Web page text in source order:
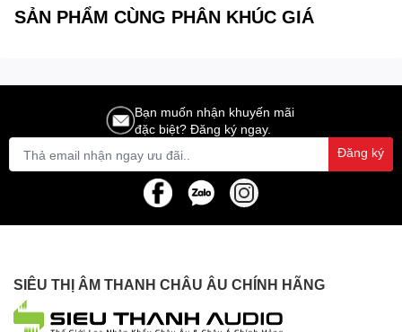
SẢN PHẨM CÙNG PHÂN KHÚC GIÁ
Bạn muốn nhận khuyến mãi
đặc biệt? Đăng ký ngay.
Đăng ký
SIÊU THỊ ÂM THANH CHÂU ÂU CHÍNH HÃNG